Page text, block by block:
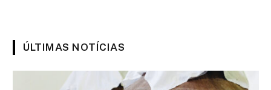
ÚLTIMAS NOTÍCIAS